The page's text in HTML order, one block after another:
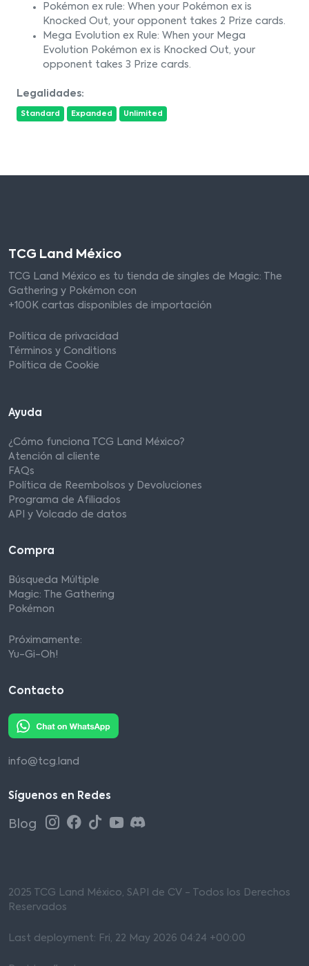
Pokémon ex rule: When your Pokémon ex is
Knocked Out, your opponent takes 2 Prize cards.
Mega Evolution ex Rule: When your Mega
Evolution Pokémon ex is Knocked Out, your
opponent takes 3 Prize cards.
Legalidades:
Standard Expanded Unlimited
TCG Land México
TCG Land México es tu tienda de singles de Magic: The
Gathering y Pokémon con
+100K cartas disponibles de importación
Política de privacidad
Términos y Conditions
Política de Cookie
Ayuda
¿Cómo funciona TCG Land México?
Atención al cliente
FAQs
Política de Reembolsos y Devoluciones
Programa de Afiliados
API y Volcado de datos
Compra
Búsqueda Múltiple
Magic: The Gathering
Pokémon
Próximamente:
Yu-Gi-Oh!
Contacto
info@tcg.land
Síguenos en Redes
Blog
2025 TCG Land México, SAPI de CV - Todos los Derechos
Reservados
Last deployment: Fri, 22 May 2026 04:24 +00:00